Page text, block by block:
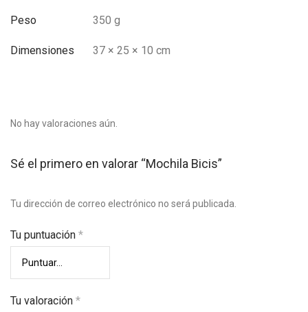
Peso 350 g
Dimensiones 37 × 25 × 10 cm
No hay valoraciones aún.
Sé el primero en valorar “Mochila Bicis”
Tu dirección de correo electrónico no será publicada.
Tu puntuación *
Tu valoración *